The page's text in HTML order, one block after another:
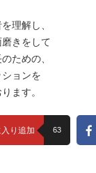
理解し、
きをして
ための、
ョンを
ます。
り追加 63